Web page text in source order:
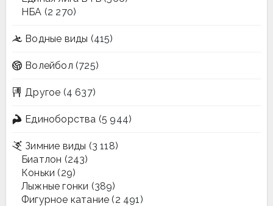
НБА (2 270)
Водные виды (415)
Волейбол (725)
Другое (4 637)
Единоборства (5 944)
Зимние виды (3 118)
Биатлон (243)
Коньки (29)
Лыжные гонки (389)
Фигурное катание (2 491)